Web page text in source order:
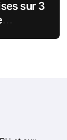
sur 3